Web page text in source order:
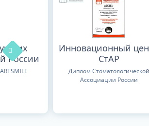
России
Инновационный
СтАР
Диплом Стоматологической
Ассоциации России